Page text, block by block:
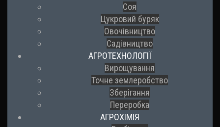
Соя
Цукровий буряк
Овочівництво
Садівництво
АГРОТЕХНОЛОГІЇ
Вирощування
Точне землеробство
Зберігання
Переробка
АГРОХІМІЯ